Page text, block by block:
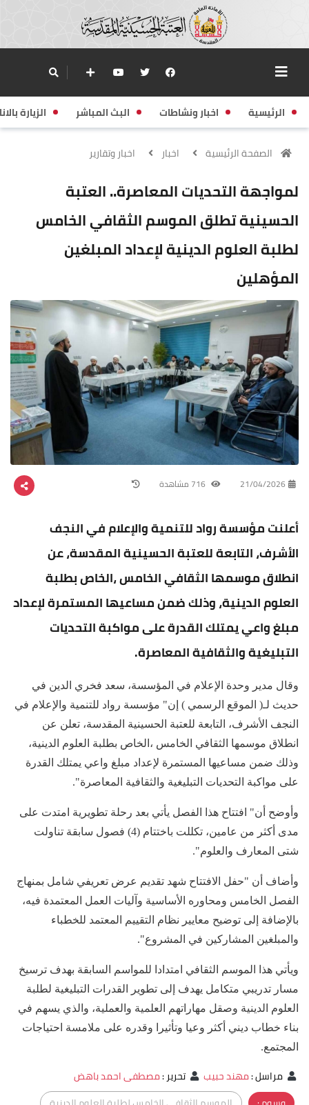
الرئيسية اخبار ونشاطات البث المباشر الزيارة
الصفحة الرئيسية اخبار اخبار وتقارير
لمواجهة التحديات المعاصرة.. العتبة
الحسينية تطلق الموسم الثقافي الخامس
لطلبة العلوم الدينية لإعداد المبلغين
المؤهلين
21/04/2026
أعلنت مؤسسة رواد للتنمية والإعلام في النجف
الأشرف، التابعة للعتبة الحسينية المقدسة، عن
انطلاق موسمها الثقافي الخامس ،الخاص بطلبة
العلوم الدينية، وذلك ضمن مساعيها المستمرة لإعداد
مبلغ واعي يمتلك القدرة على مواكبة التحديات
التبليغية والثقافية المعاصرة.
وقال مدير وحدة الإعلام في المؤسسة، سعد فخري الدين في
حديث لـ( الموقع الرسمي ) إن" مؤسسة رواد للتنمية والإعلام في
النجف الأشرف، التابعة للعتبة الحسينية المقدسة، تعلن عن
انطلاق موسمها الثقافي الخامس ،الخاص بطلبة العلوم الدينية،
وذلك ضمن مساعيها المستمرة لإعداد مبلغ واعي يمتلك القدرة
على مواكبة التحديات التبليغية والثقافية المعاصرة".
وأوضح أن" افتتاح هذا الفصل يأتي بعد رحلة تطويرية امتدت على
مدى أكثر من عامين، تكللت باختتام (4) فصول سابقة تناولت
شتى المعارف والعلوم".
وأضاف أن "حفل الافتتاح شهد تقديم عرض تعريفي شامل بمنهاج
الفصل الخامس ومحاوره الأساسية وآليات العمل المعتمدة فيه،
بالإضافة إلى توضيح معايير نظام التقييم المعتمد للخطباء
والمبلغين المشاركين في المشروع".
ويأتي هذا الموسم الثقافي امتدادا للمواسم السابقة بهدف ترسيخ
مسار تدريبي متكامل يهدف إلى تطوير القدرات التبليغية لطلبة
العلوم الدينية وصقل مهاراتهم العلمية والعملية، والذي يسهم في
بناء خطاب ديني أكثر وعيا وتأثيرا وقدره على ملامسة احتياجات
المجتمع.
مراسل:مهند حبيب تحرير:مصطفى احمد باهض